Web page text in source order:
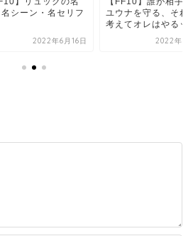
シーン・名セリフ
2022年6月16日
ユウナを守る、それ
考えてオレはやるッ
2022年6